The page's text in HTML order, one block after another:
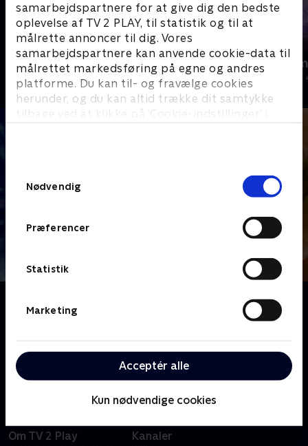
samarbejdspartnere for at give dig den bedste
oplevelse af TV 2 PLAY, til statistik og til at
målrette annoncer til dig. Vores
samarbejdspartnere kan anvende cookie-data til
målrettet markedsføring på egne og andres
platforme. Du kan til- og fravælge cookies
herunder, og du kan altid trække dit samtykke
tilbage ved at klikke på ’Cookie-indstillinger’ i
Nødvendig
Præferencer
Statistik
Marketing
Acceptér alle
Kun nødvendige cookies
Badehotellets kokkeskole
Livsstil • 1 sæsoner
Julelys for
2022 • Livsstil •
I nysgerrige og undersøgende interviews kommer vi
bliver klogere på aktuelle emner og spændende
begivenheder.
Om TV 2 Play Kanaler